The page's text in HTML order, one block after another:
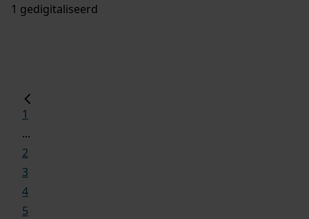
1 gedigitaliseerd
1
...
2
3
4
5